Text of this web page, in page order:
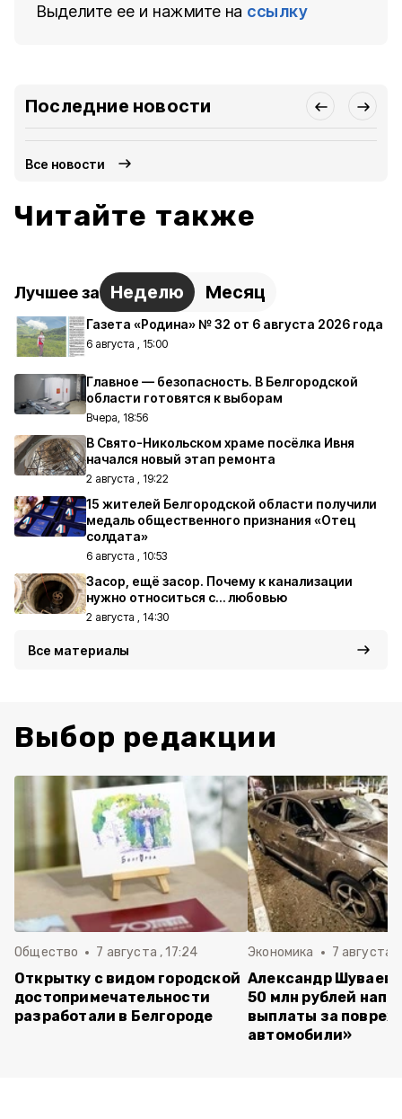
Выделите ее и нажмите на ссылку
Последние новости
Все новости
Читайте также
Лучшее за Неделю Месяц
Газета «Родина» № 32 от 6 августа 2026 года
6 августа , 15:00
Главное — безопасность. В Белгородской
области готовятся к выборам
Вчера, 18:56
В Свято-Никольском храме посёлка Ивня
начался новый этап ремонта
2 августа , 19:22
15 жителей Белгородской области получили
медаль общественного признания «Отец
солдата»
6 августа , 10:53
Засор, ещё засор. Почему к канализации
нужно относиться с… любовью
2 августа , 14:30
Все материалы
Выбор редакции
Общество 7 августа , 17:24
Открытку с видом городской
достопримечательности
разработали в Белгороде
Экономика 7 августа ,
Александр
50 млн рублей
выплаты за
автомобили»